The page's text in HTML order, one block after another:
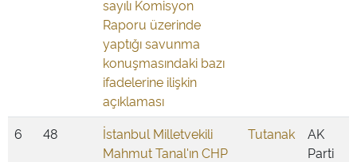
sayılı Komisyon
Raporu üzerinde
yaptığı savunma
konuşmasındaki bazı
ifadelerine ilişkin
açıklaması
6
48
İstanbul Milletvekili
Mahmut Tanal'ın CHP
Tutanak
AK
Parti